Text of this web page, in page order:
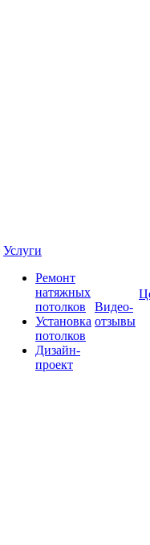
Услуги
Ремонт
натяжных
потолков
Установка
потолков
Дизайн-
проект
Видео-
отзывы